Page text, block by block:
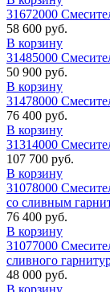
31672000
58 600 руб.
В корзину
31485000
50 900 руб.
В корзину
31478000
76 400 руб.
В корзину
31314000
107 700 руб.
В корзину
31078000
со сливным
76 400 руб.
В корзину
31077000
сливного
48 000 руб.
В корзину